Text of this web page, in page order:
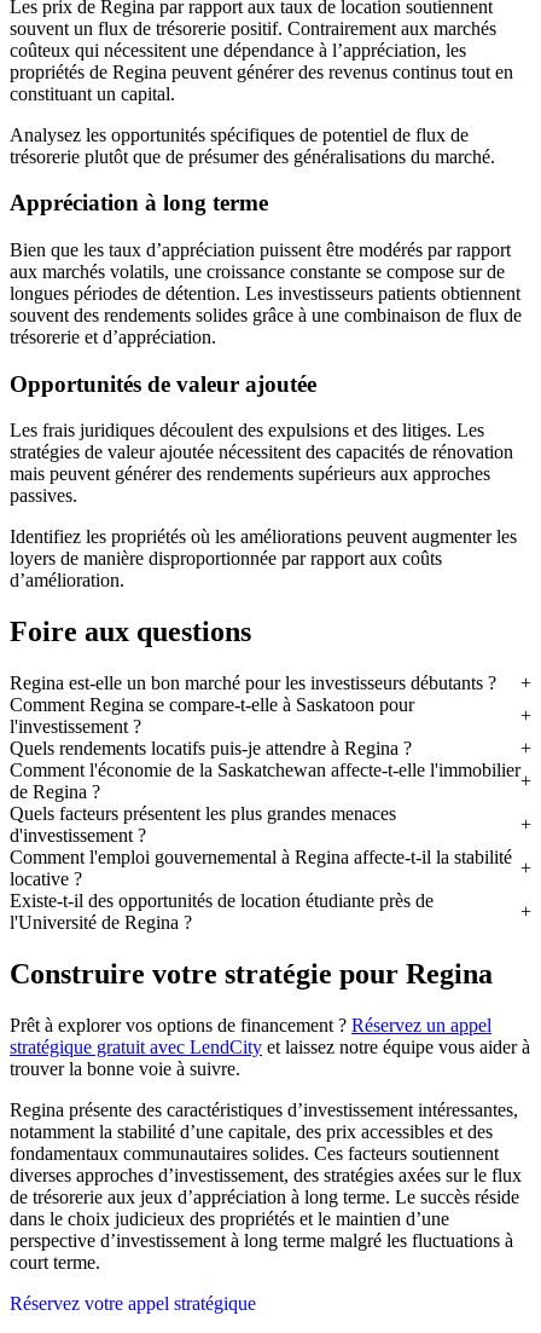
Les prix de Regina par rapport aux taux de location soutiennent
souvent un flux de trésorerie positif. Contrairement aux marchés
coûteux qui nécessitent une dépendance à l’appréciation, les
propriétés de Regina peuvent générer des revenus continus tout en
constituant un capital.
Analysez les opportunités spécifiques de potentiel de flux de
trésorerie plutôt que de présumer des généralisations du marché.
Appréciation à long terme
Bien que les taux d’appréciation puissent être modérés par rapport
aux marchés volatils, une croissance constante se compose sur de
longues périodes de détention. Les investisseurs patients obtiennent
souvent des rendements solides grâce à une combinaison de flux de
trésorerie et d’appréciation.
Opportunités de valeur ajoutée
Les frais juridiques découlent des expulsions et des litiges. Les
stratégies de valeur ajoutée nécessitent des capacités de rénovation
mais peuvent générer des rendements supérieurs aux approches
passives.
Identifiez les propriétés où les améliorations peuvent augmenter les
loyers de manière disproportionnée par rapport aux coûts
d’amélioration.
Foire aux questions
Regina est-elle un bon marché pour les investisseurs débutants ?
Comment Regina se compare-t-elle à Saskatoon pour
l'investissement ?
Quels rendements locatifs puis-je attendre à Regina ?
Comment l'économie de la Saskatchewan affecte-t-elle l'immobilier
de Regina ?
Quels facteurs présentent les plus grandes menaces
d'investissement ?
Comment l'emploi gouvernemental à Regina affecte-t-il la stabilité
locative ?
Existe-t-il des opportunités de location étudiante près de
l'Université de Regina ?
Construire votre stratégie pour Regina
Prêt à explorer vos options de financement ? Réservez un appel
stratégique gratuit avec LendCity et laissez notre équipe vous aider à
trouver la bonne voie à suivre.
Regina présente des caractéristiques d’investissement intéressantes,
notamment la stabilité d’une capitale, des prix accessibles et des
fondamentaux communautaires solides. Ces facteurs soutiennent
diverses approches d’investissement, des stratégies axées sur le flux
de trésorerie aux jeux d’appréciation à long terme. Le succès réside
dans le choix judicieux des propriétés et le maintien d’une
perspective d’investissement à long terme malgré les fluctuations à
court terme.
Réservez votre appel stratégique